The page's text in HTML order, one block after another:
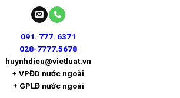
091. 777. 6371
028-7777.5678
huynhdieu@vietluat.vn
+ VPĐD nước ngoài
+ GPLĐ nước ngoài